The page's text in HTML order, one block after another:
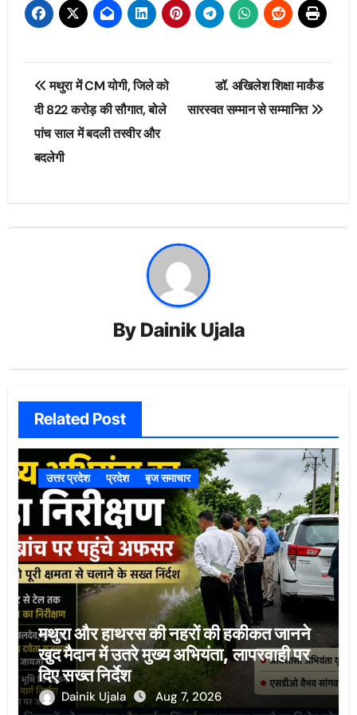
Post
navigation
मथुरा में CM योगी, जिले को
दी 822 करोड़ की सौगात, बोले
पांच साल में बदली तस्वीर और
बदलेगी
डॉ. अखिलेश शिक्षा मार्कंड
सारस्वत सम्मान से सम्मानित
By Dainik Ujala
Related Post
उत्तर प्रदेश प्रदेश बृज समाचार
मथुरा और हाथरस की नहरों की हकीकत जानने
खुद मैदान में उतरे मुख्य अभियंता, लापरवाही पर
दिए सख्त निर्देश
Dainik Ujala Aug 7, 2026